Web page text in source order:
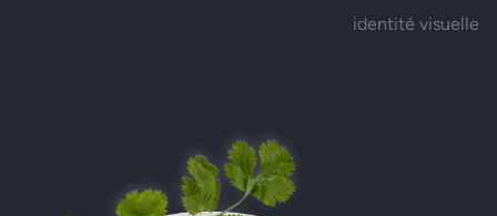
identité visuelle